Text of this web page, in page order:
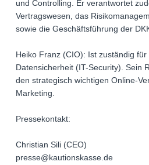
und Controlling. Er verantwortet
Vertragswesen, das
sowie die Geschäftsführung der
Heiko Franz (CIO): Ist zuständig für
Datensicherheit (IT-Security). Sein
den strategisch wichtigen Online-
Marketing.
Pressekontakt:
Christian Sili (CEO)
presse@kautionskasse.de